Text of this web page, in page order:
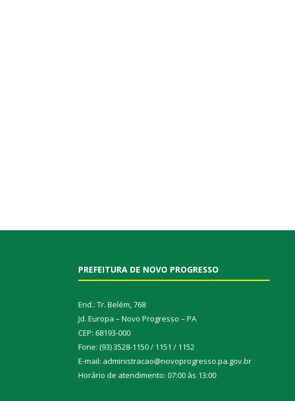
PREFEITURA DE NOVO PROGRESSO
End.: Tr. Belém, 768
Jd. Europa – Novo Progresso – PA
CEP: 68193-000
Fone: (93) 3528-1150 / 1151 / 1152
E-mail: administracao@novoprogresso.pa.gov.br
Horário de atendimento: 07:00 às 13:00